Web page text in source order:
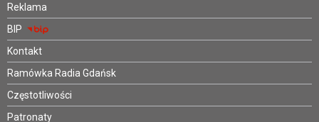
Reklama
BIP
Kontakt
Ramówka Radia Gdańsk
Częstotliwości
Patronaty